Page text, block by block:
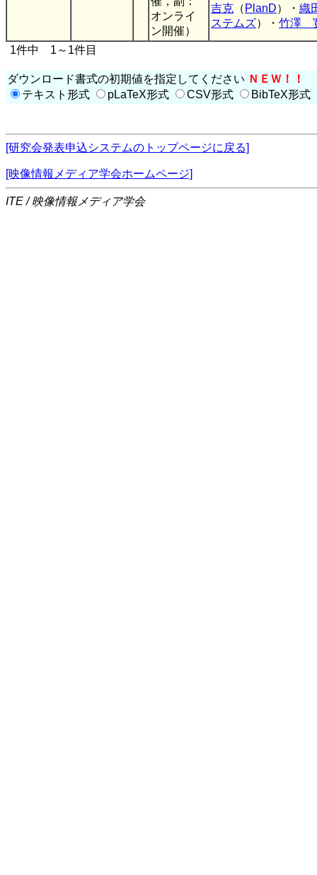
オンライ
ン開催）
吉克 （ PlanD）・ 織
ステムズ）・ 竹澤
1件中 1～1件目
ダウンロード書式の初期値を指定してください ＮＥＷ！！
テキスト形式
pLaTeX形式 CSV形式 BibTeX形式
[研究会発表申込システムのトップページに戻る]
[映像情報メディア学会ホームページ]
ITE / 映像情報メディア学会